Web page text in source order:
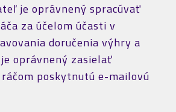
je oprávnený spracúvať
za účelom účasti v
doručenia výhry a
oprávnený zasielať
poskytnutú e-mailovú